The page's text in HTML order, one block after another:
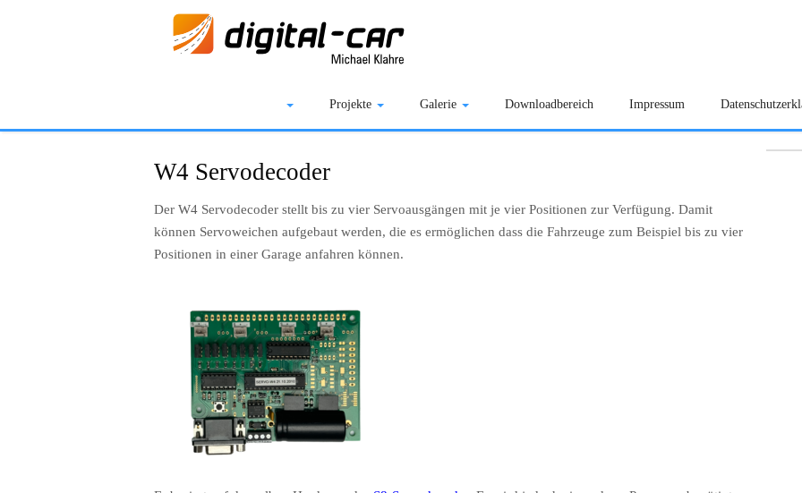
Projekte Galerie Downloadbereich Impressum
W4 Servodecoder
Der W4 Servodecoder stellt bis zu vier Servoausgängen mit je vier Positionen zur Verfügung. Damit
können Servoweichen aufgebaut werden, die es ermöglichen dass die Fahrzeuge zum Beispiel bis zu vier
Positionen in einer Garage anfahren können.